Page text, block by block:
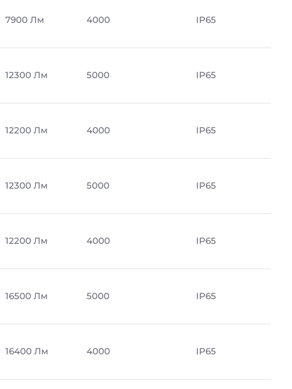
7900 Лм 4000 IP65
12300 Лм 5000 IP65
12200 Лм 4000 IP65
12300 Лм 5000 IP65
12200 Лм 4000 IP65
16500 Лм 5000 IP65
16400 Лм 4000 IP65